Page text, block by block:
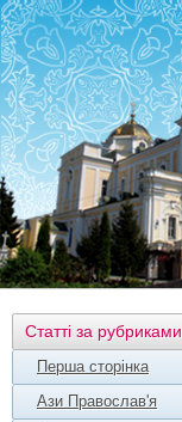
Статті за рубриками
Перша сторінка
Ази Православ'я